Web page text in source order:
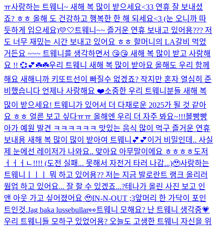
ㅠ사랑하는 트웨니~ 새해 복 많이 받으세요<33 연휴 잘 보내셨
죠? ㅎㅎ 올해 도 건강하고 행복한 한 해 되세요<3 (눈 오니까 따
듯하게 입으세요)💛🤍 트웨니~~ 즐거운 연휴 보내고 있어용??? 저
도 너무 재밌는 시간 보내고 있어요 ㅎㅎ 할머니의 LA갈비 먹었
거든요 ~~~ 트웨니를 생각하면서 😘😘 새해 복 많이 받고 사랑해
요 !! 💞💕☘️☘️우리 트웨니 새해 복 많이 받아요 올해도 우리 함께
해요 새해니까 키또트선이 빠질수 없겠죠? 작지만 혼자 열심히 준
비했습니다 언제나 사랑해요 ❤️소중한 우리 트웨니분들 새해 복
많이 받으세요! 트웨니가 있어서 더 다채로운 2025가 될 것 같아
요 ㅎㅎ 얼른 보고 싶다ㅠㅠ 올해엔 우리 더 자주 봐요~!!!볼빵빵
아가 예원 발견 ㅋㅋㅋㅋㅋㅋ 맛있는 음식 많이 먹구 즐거운 연휴
보내용 새해 복 많이 많이 받아여 트웨니💕💕이거 비밀인데.. 사실
제 눈에선 레이저가 나와요.. 맞아요 아무말이에요 ㅎㅎㅎㅎ 도저
ㅓㅓㅓㄴ!!!! (도전 실패... 못해서 자전거 타러 나감...)🥹사랑하는
트웨니ㅣㅣㅣ 뭐 하고 있어용?? 저는 지금 발로란트 랭크 올리러
웜업 하고 있어요... 잘 할 수 있겠죠...?테나가 올린 사진 보고 인
앤 아웃 가고 싶어졌어요 🥹IN-N-OUT ;3앞머리 한 가닥이 포인
트인것.Jag baka lussebullar👀트웨니 모해요? 난 트웨니 생각중💗
우리 트웨니들 모하구 있었어용? 오늘도 고생한 트웨니 자신을 위